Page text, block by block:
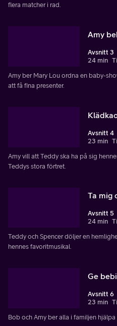
flera matcher i rad.
Amy
Avsnitt 3
24 min
Amy ber Mary Lou ordna en baby-
att få fina presenter.
Avsnitt 4
23 min
Amy vill att Teddy ska ha på sig
Teddys stora förtret.
Ta mig
Avsnitt 5
24 min
Teddy och Spencer döljer en
hennes favoritmusikal.
Ge
Avsnitt 6
23 min
Bob och Amy ber alla i familjen